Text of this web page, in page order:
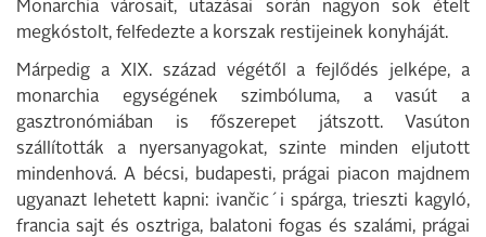
Monarchia városait, utazásai során nagyon sok ételt
megkóstolt, felfedezte a korszak restijeinek konyháját.
Márpedig a XIX. század végétől a fejlődés jelképe, a
monarchia egységének szimbóluma, a vasút a
gasztronómiában is főszerepet játszott. Vasúton
szállították a nyersanyagokat, szinte minden eljutott
mindenhová. A bécsi, budapesti, prágai piacon majdnem
ugyanazt lehetett kapni: ivančic´i spárga, trieszti kagyló,
francia sajt és osztriga, balatoni fogas és szalámi, prágai